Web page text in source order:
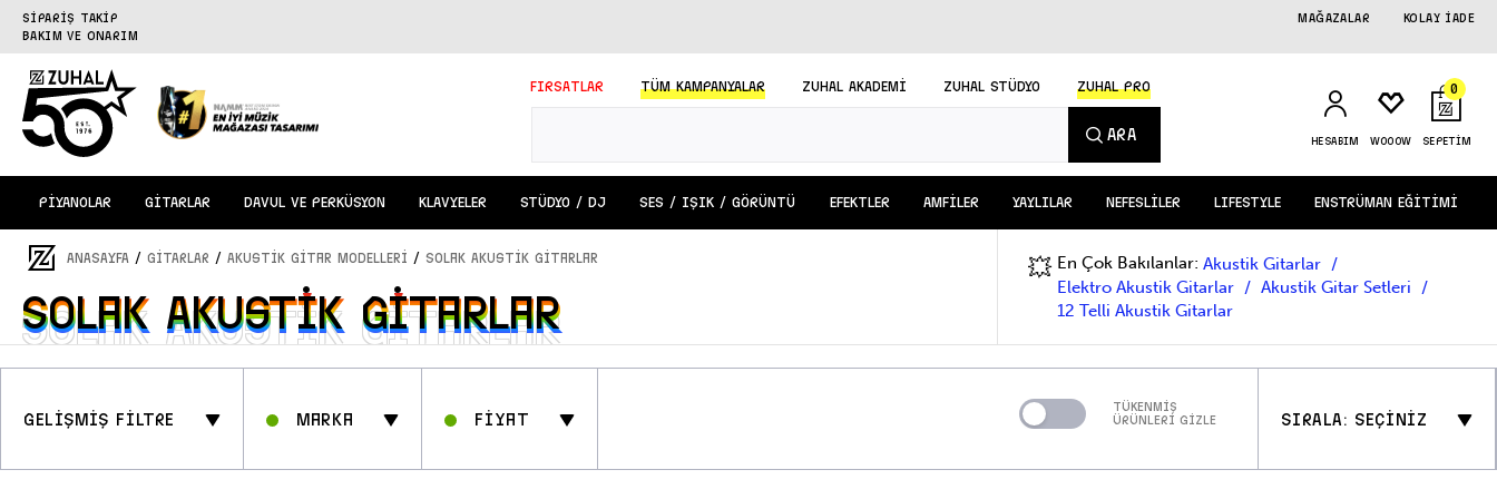
SİPARİŞ TAKİP
BAKIM VE ONARIM
KOLAY İADE
MAĞAZALAR
FIRSATLAR TÜMKAMPANYALAR ZUHAL AKADEMİ ZUHAL STÜDYO ZUHAL PRO
ARA HESABIM WOOOW
0
SEPETİM
PİYANOLAR GİTARLAR DAVUL VE PERKÜSYON KLAVYELER STÜDYO / DJ SES / IŞIK / GÖRÜNTÜ EFEKTLER AMFİLER YAYLILAR NEFESLİLER LIFESTYLE ENSTRÜMAN EĞİTİMİ
ANASAYFA / GİTARLAR / Akustik Gitar Modelleri / Solak Akustik Gitarlar
Solak Akustik Gitarlar
Solak Akustik Gitarlar
💥 En Çok Bakılanlar: Akustik Gitarlar
Elektro Akustik Gitarlar
Akustik Gitar Setleri
12 Telli Akustik Gitarlar
GELİŞMİŞ FİLTRE Marka Fİyat
TÜKENMİŞ
ÜRÜNLERİ GİZLE
SIRALA: SEÇİNİZ